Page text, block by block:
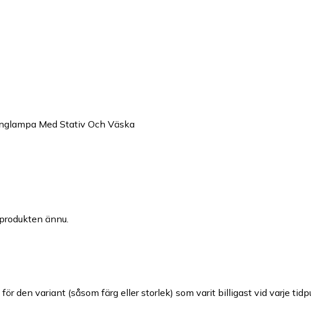
Med Stativ Och Väska
ännu.
den variant (såsom färg eller storlek) som varit billigast vid varje